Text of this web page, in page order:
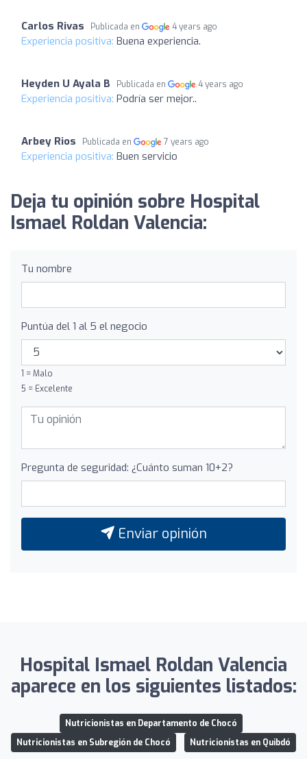
Carlos Rivas Publicada en 4 years ago
Experiencia positiva: Buena experiencia.
Heyden U Ayala B Publicada en 4 years ago
Experiencia positiva: Podría ser mejor..
Arbey Rios Publicada en 7 years ago
Experiencia positiva: Buen servicio
Deja tu opinión sobre Hospital
Ismael Roldan Valencia:
Tu nombre
Puntúa del 1 al 5 el negocio
1 = Malo
5 = Excelente
Pregunta de seguridad: ¿Cuánto suman 10+2?
Enviar opinión
Hospital Ismael Roldan Valencia
aparece en los siguientes listados:
Nutricionistas en Departamento de Chocó
Nutricionistas en Subregión de Chocó
Nutricionistas en Quibdó